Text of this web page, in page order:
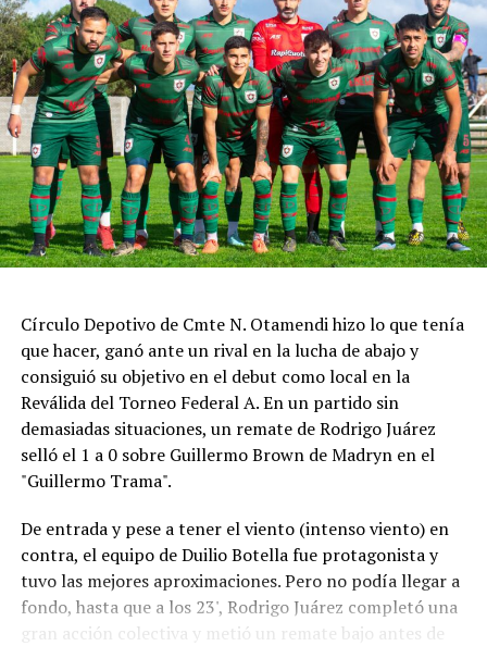
Círculo Depotivo de Cmte N. Otamendi hizo lo que tenía
que hacer, ganó ante un rival en la lucha de abajo y
consiguió su objetivo en el debut como local en la
Reválida del Torneo Federal A. En un partido sin
demasiadas situaciones, un remate de Rodrigo Juárez
selló el 1 a 0 sobre Guillermo Brown de Madryn en el
"Guillermo Trama".
De entrada y pese a tener el viento (intenso viento) en
contra, el equipo de Duilio Botella fue protagonista y
tuvo las mejores aproximaciones. Pero no podía llegar a
fondo, hasta que a los 23', Rodrigo Juárez completó una
gran acción colectiva y metió un remate bajo antes de